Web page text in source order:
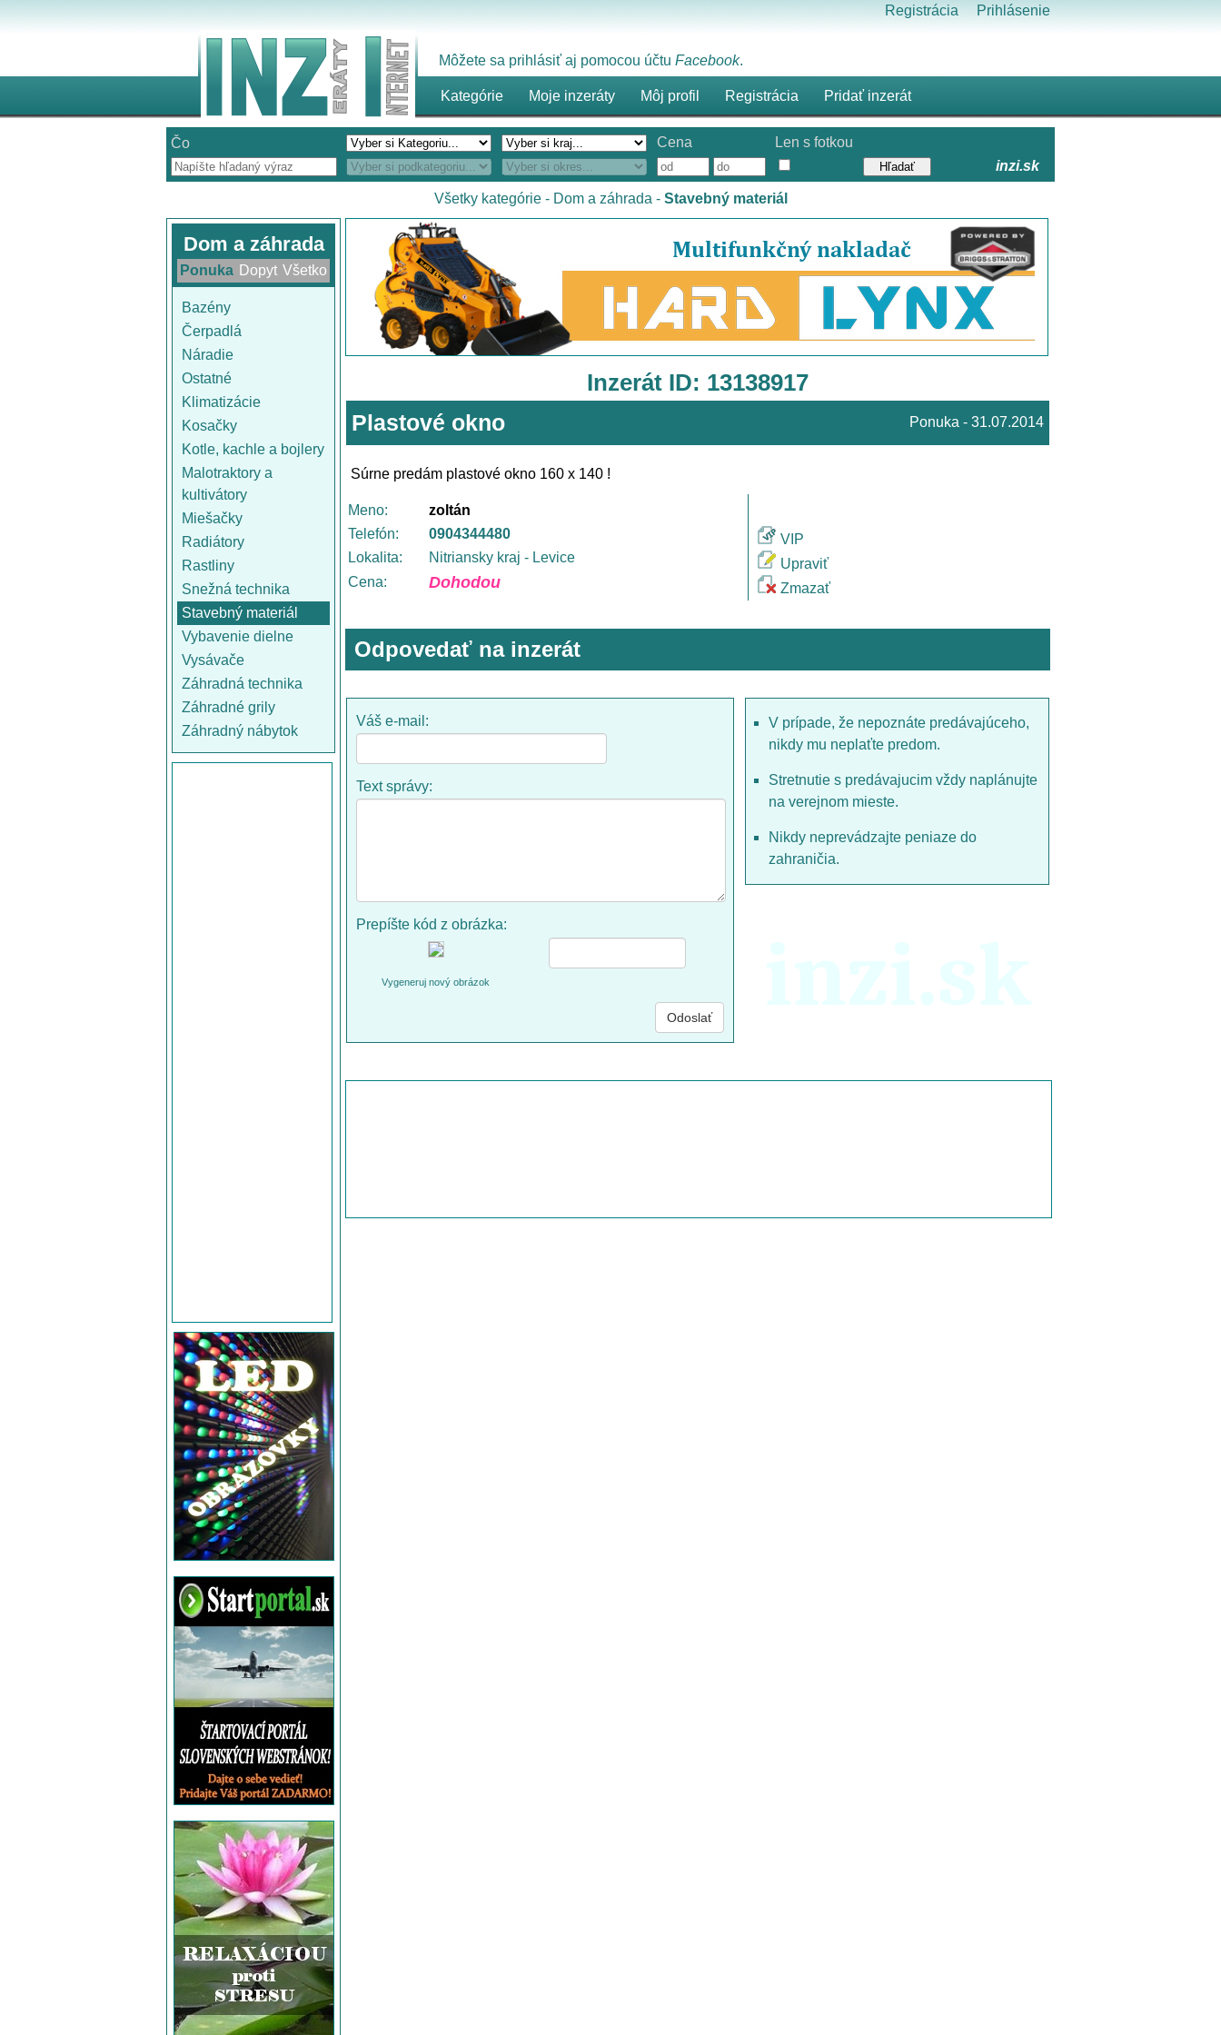
Registrácia Prihlásenie
Môžete sa prihlásiť aj pomocou účtu Facebook.
Kategórie Moje inzeráty Môj profil Registrácia Pridať inzerát
Čo Cena
Len s fotkou
inzi.sk
Všetky kategórie- Dom a záhrada - Stavebný materiál
Dom a záhrada
Ponuka Dopyt Všetko
Bazény
Čerpadlá
Náradie
Ostatné
Klimatizácie
Kosačky
Kotle, kachle a bojlery
Malotraktory a
kultivátory
Miešačky
Radiátory
Rastliny
Snežná technika
Stavebný materiál
Vybavenie dielne
Vysávače
Záhradná technika
Záhradné grily
Záhradný nábytok
Inzerát ID: 13138917
Plastové okno
Ponuka - 31.07.2014
Súrne predám plastové okno 160 x 140 !
Meno:
zoltán
Telefón:
0904344480
Lokalita:
Nitriansky kraj - Levice
Cena:
Dohodou
VIP
Upraviť
Zmazať
Odpovedať na inzerát
Váš e-mail:
Text správy:
Prepíšte kód z obrázka:
Vygeneruj nový obrázok
V prípade, že nepoznáte predávajúceho,
nikdy mu neplaťte predom.
Stretnutie s predávajucim vždy naplánujte
na verejnom mieste.
Nikdy neprevádzajte peniaze do
zahraničia.